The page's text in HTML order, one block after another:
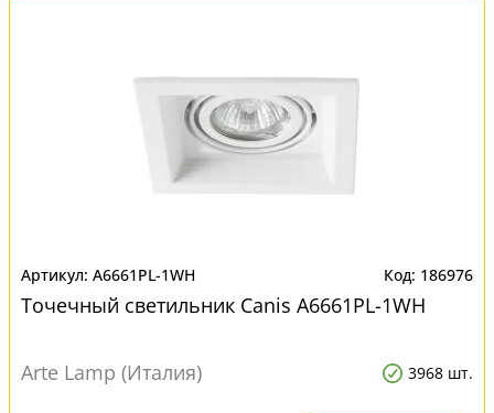
A6661PL-1WH 186976
Точечный светильник Canis A6661PL-1WH
Arte Lamp (Италия) 3968 шт.